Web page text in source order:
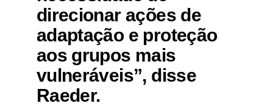
direcionar ações de
adaptação e proteção
aos grupos mais
vulneráveis”, disse
Raeder.